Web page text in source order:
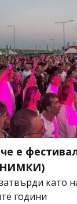
е
като
години